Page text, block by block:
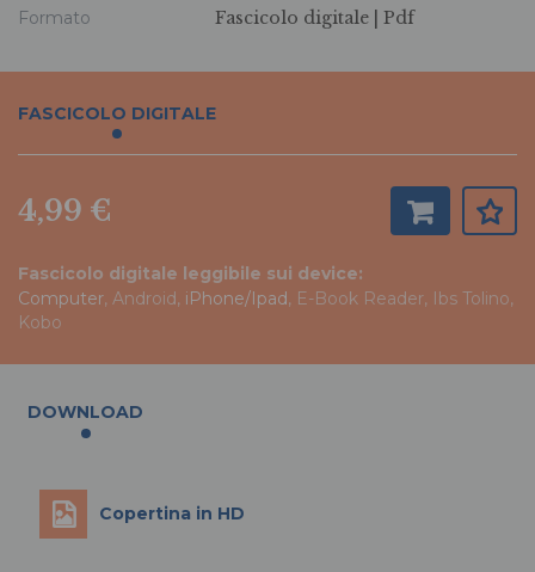
Formato
Fascicolo digitale | Pdf
FASCICOLO DIGITALE
4,99 €
Fascicolo digitale leggibile sui device:
Computer, Android, iPhone/Ipad, E-Book Reader, Ibs Tolino,
Kobo
DOWNLOAD
Copertina in HD